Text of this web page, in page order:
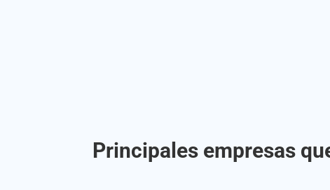
Principales empresas